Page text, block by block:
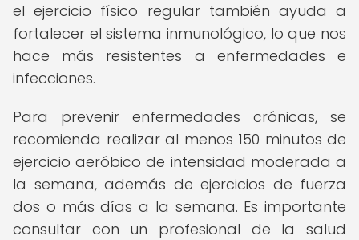
el ejercicio físico regular también ayuda a
fortalecer el sistema inmunológico, lo que nos
hace más resistentes a enfermedades e
infecciones.
Para prevenir enfermedades crónicas, se
recomienda realizar al menos 150 minutos de
ejercicio aeróbico de intensidad moderada a
la semana, además de ejercicios de fuerza
dos o más días a la semana. Es importante
consultar con un profesional de la salud